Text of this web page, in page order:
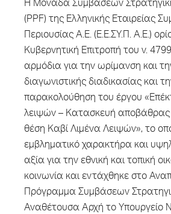
Η Μονάδα Συμβάσεων
(PPF) της Ελληνικής Εταιρείας
Περιουσίας Α.Ε. (Ε.Ε.ΣΥ.Π. A.E.)
Κυβερνητική Επιτροπή του ν.
αρμόδια για την ωρίμανση και
διαγωνιστικής διαδικασίας και
παρακολούθηση του έργου
λειψών – Κατασκευή
θέση Καβί Λιμένα Λειψών», το
εμβληματικό χαρακτήρα και
αξία για την εθνική και τοπική
κοινωνία και εντάχθηκε στο
Πρόγραμμα Συμβάσεων
Αναθέτουσα Αρχή το Υπουργείο